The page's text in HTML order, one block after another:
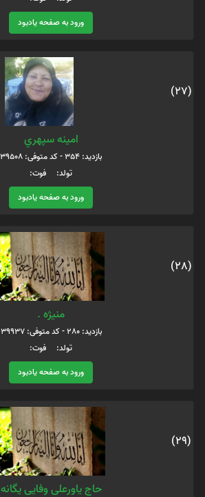
ورود به صفحه یادبود
(27)
امينه سپهري
بازدید: 354 - کد متوفی: 39508
تولد: فوت:
ورود به صفحه یادبود
(28)
منیژه .
بازدید: 280 - کد متوفی: 39937
تولد: فوت:
ورود به صفحه یادبود
(29)
حاج یاورعلی وفایی یگانه